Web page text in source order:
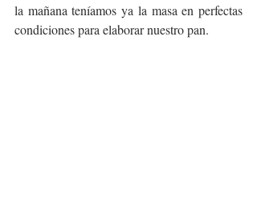
la mañana teníamos ya la masa en perfectas
condiciones para elaborar nuestro pan.